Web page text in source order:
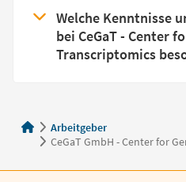
Welche Kenntnisse
bei CeGaT - Center
Transcriptomics
Arbeitgeber
CeGaT GmbH - Center for